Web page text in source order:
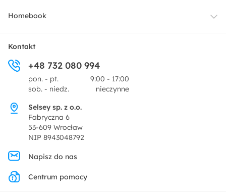
Dekoracje i akcesoria
Promocje
Dostawa
Zwroty
Pytania i odpowiedzi
Homebook
O nas
Centrum prasowe
Regulamin
Polityka prywatności
Ustawienia prywatności
Kontakt
+48 732 080 994
pon. - pt.
9:00 - 17:00
sob. - niedz.
nieczynne
Selsey sp. z o.o.
Fabryczna 6
53-609 Wrocław
NIP 8943048792
Napisz do nas
Centrum pomocy